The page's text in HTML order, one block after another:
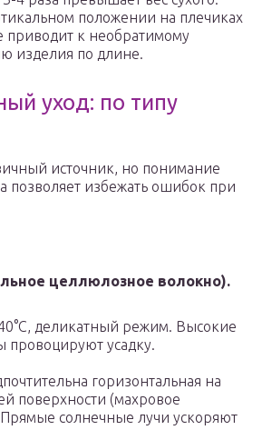
положении на плечиках
приводит к необратимому
изделия по длине.
уход: по типу
источник, но понимание
позволяет избежать ошибок при
целлюлозное волокно).
деликатный режим. Высокие
провоцируют усадку.
горизонтальная на
поверхности (махровое
солнечные лучи ускоряют